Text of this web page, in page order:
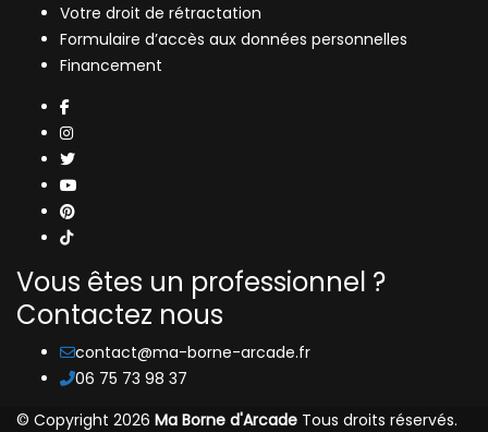
Votre droit de rétractation
Formulaire d’accès aux données personnelles
Financement
Vous êtes un professionnel ?
Contactez nous
contact@ma-borne-arcade.fr
06 75 73 98 37
© Copyright 2026 Ma Borne d'Arcade Tous droits réservés.